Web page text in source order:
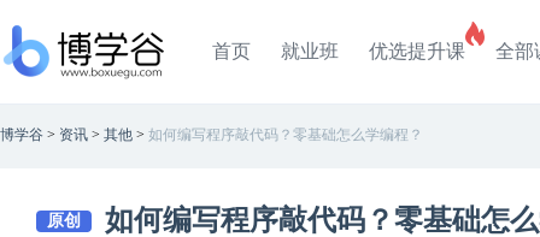
首页 就业班 优选提升课 全部
博学谷 > 资讯 > 其他 > 如何编写程序敲代码？零基础怎么学编程？
原创 如何编写程序敲代码？零基础怎